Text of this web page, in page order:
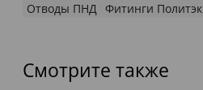
Отводы ПНД Фитинги Политэк
Смотрите также